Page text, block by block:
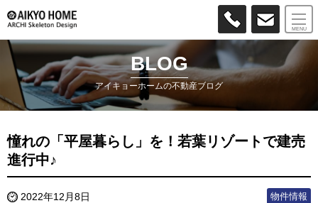
BLOG
アイキョーホームの不動産ブログ
憧れの「平屋暮らし」を！若葉リゾートで建売
進行中♪
2022年12月8日 物件情報
MENU